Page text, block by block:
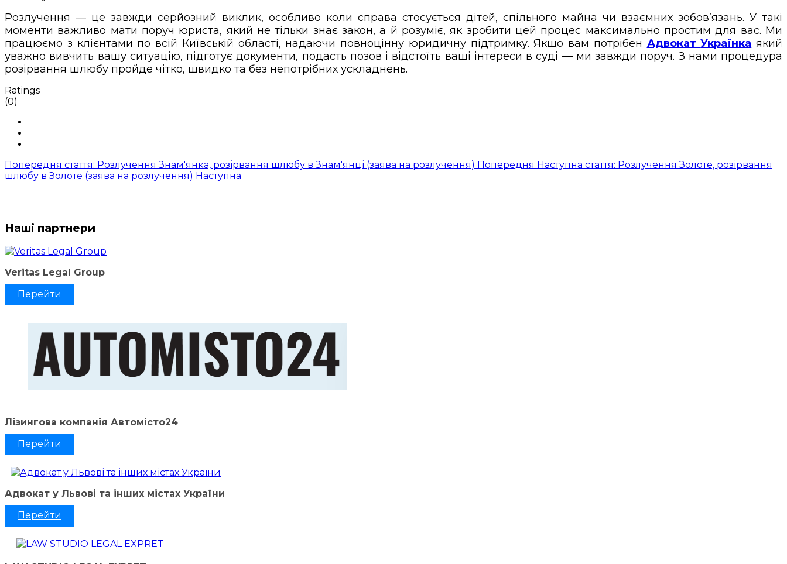
Розлучення — це завжди серйозний виклик, особливо коли справа стосується дітей, спільного майна чи взаємних зобов’язань. У такі
моменти важливо мати поруч юриста, який не тільки знає закон, а й розуміє, як зробити цей процес максимально простим для вас. Ми
працюємо з клієнтами по всій Київській області, надаючи повноцінну юридичну підтримку. Якщо вам потрібен АдвокатУкраїнка який
уважно вивчить вашу ситуацію, підготує документи, подасть позов і відстоїть ваші інтереси в суді — ми завжди поруч. З нами процедура
розірвання шлюбу пройде чітко, швидко та без непотрібних ускладнень.
Ratings
(0)
Попередня стаття: Розлучення Знам'янка, розірвання шлюбу в Знам'янці (заява на розлучення) Попередня Наступна стаття: Розлучення Золоте, розірвання
шлюбу в Золоте (заява на розлучення) Наступна
Наші партнери
Veritas Legal Group
Перейти
Лізингова компанія Автомісто24
Перейти
Адвокат у Львові та інших містах України
Перейти